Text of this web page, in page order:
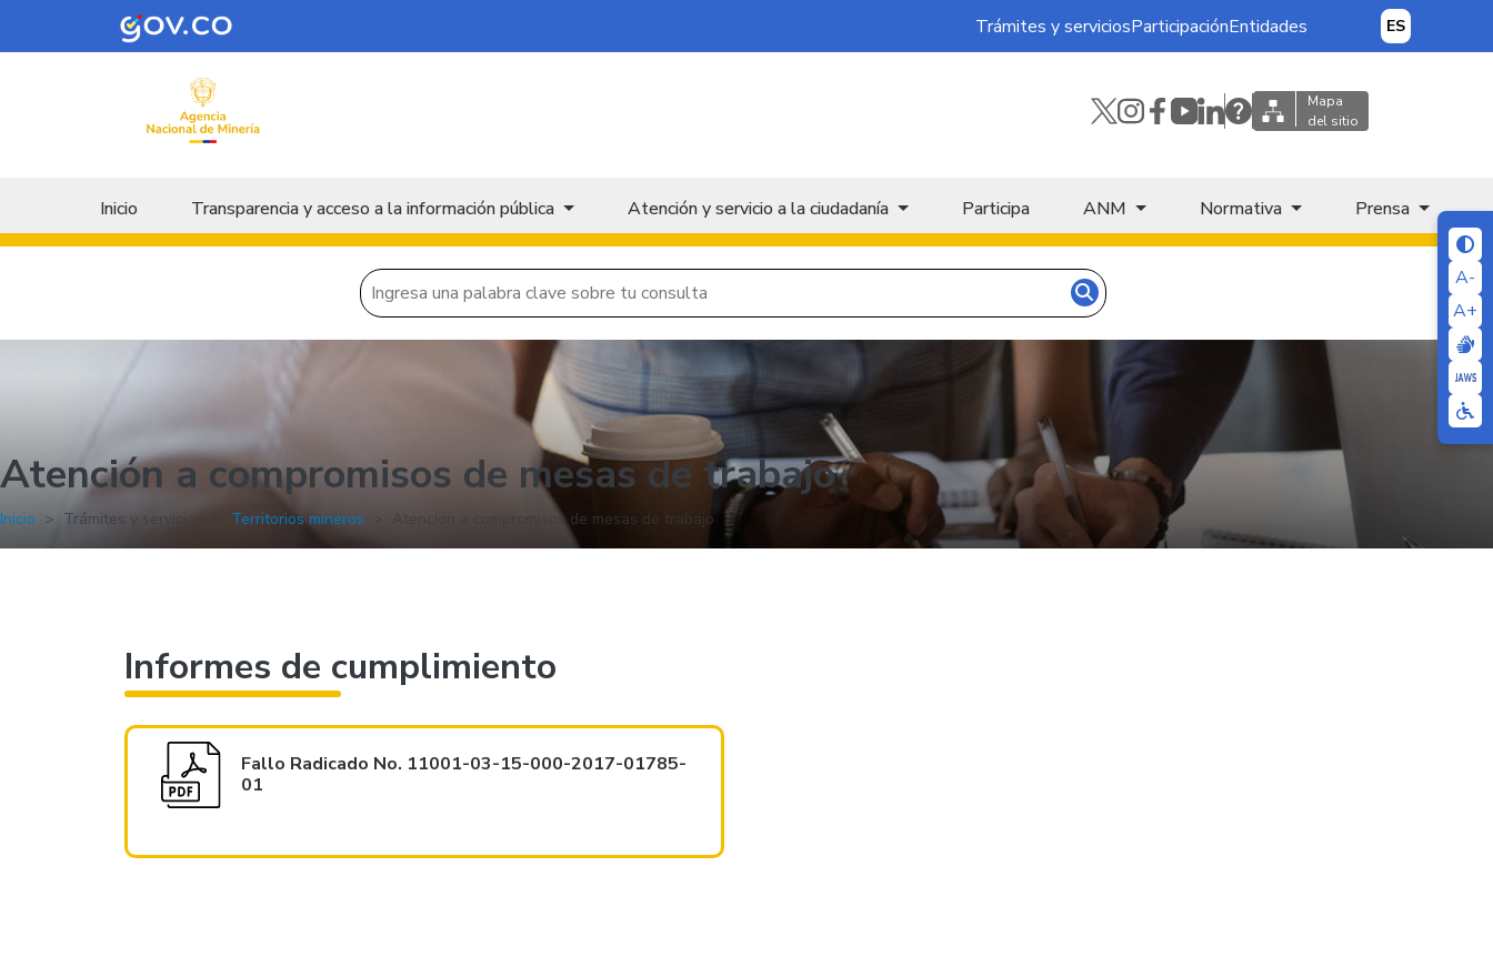
Skip to main content
A-
A+
Trámites y serviciosParticipaciónEntidades ES
Mapa
del sitio
Menu principal
Inicio Transparencia y acceso a la información pública Atención y servicio a la ciudadanía Participa ANM Normativa Prensa
Atención a compromisos de mesas de trabajo
Inicio Trámites y servicios Territorios mineros Atención a compromisos de mesas de trabajo
Informes de cumplimiento
Fallo Radicado No. 11001-03-15-000-2017-01785-
01